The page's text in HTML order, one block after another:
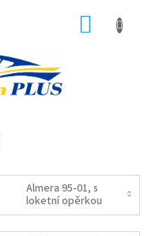
Almera 95-01, s
loketní opěrkou